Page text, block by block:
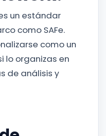
un estándar
como SAFe.
como un
lo organizas en
de análisis y